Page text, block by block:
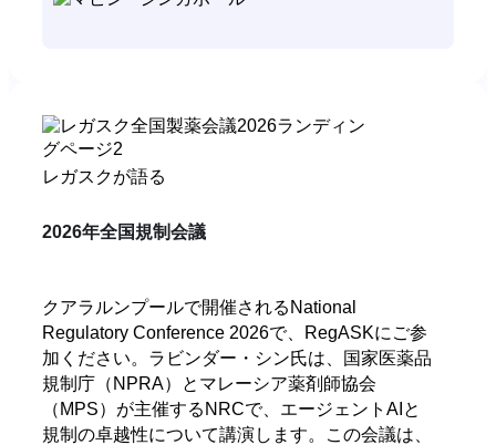
レガスクが語る
2026年全国規制会議
クアラルンプールで開催されるNational
Regulatory Conference 2026で、RegASKにご参
加ください。ラビンダー・シン氏は、国家医薬品
規制庁（NPRA）とマレーシア薬剤師協会
（MPS）が主催するNRCで、エージェントAIと
規制の卓越性について講演します。この会議は、